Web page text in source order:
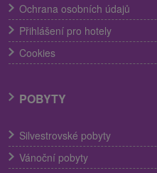
Ochrana osobních údajů
Přihlášení pro hotely
Cookies
POBYTY
Silvestrovské pobyty
Vánoční pobyty